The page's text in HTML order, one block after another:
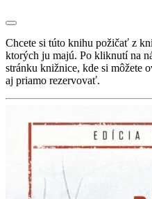
Chcete si túto knihu požičať z
ktorých ju majú. Po kliknutí na
stránku knižnice, kde si môžete
aj priamo rezervovať.